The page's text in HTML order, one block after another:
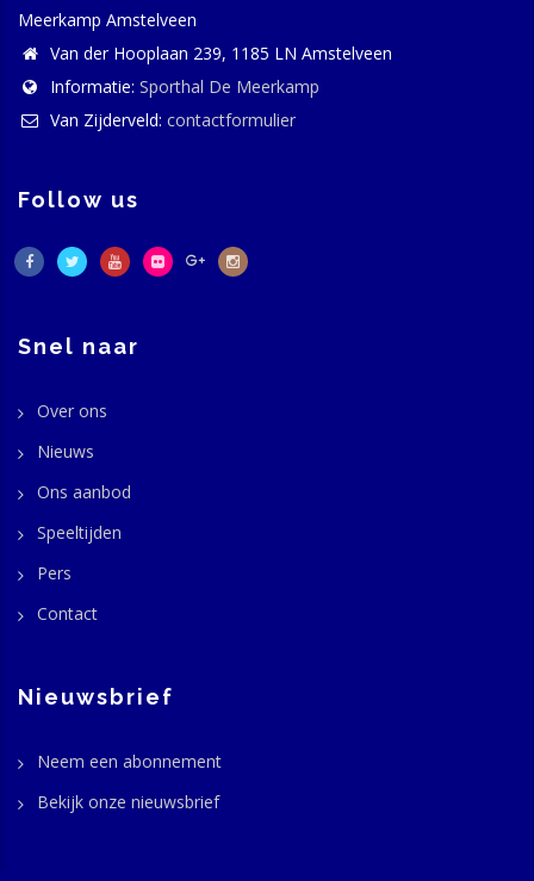
Meerkamp Amstelveen
Van der Hooplaan 239, 1185 LN Amstelveen
Informatie: Sporthal De Meerkamp
Van Zijderveld: contactformulier
Follow us
Snel naar
Over ons
Nieuws
Ons aanbod
Speeltijden
Pers
Contact
Nieuwsbrief
Neem een abonnement
Bekijk onze nieuwsbrief